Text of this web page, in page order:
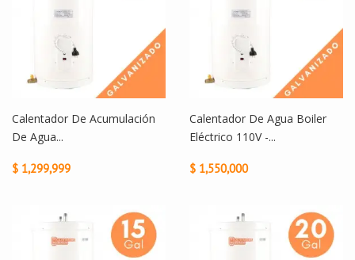
Calentador De Acumulación
De Agua...
$ 1,299,999
Calentador De Agua Boiler
Eléctrico 110V -...
$ 1,550,000